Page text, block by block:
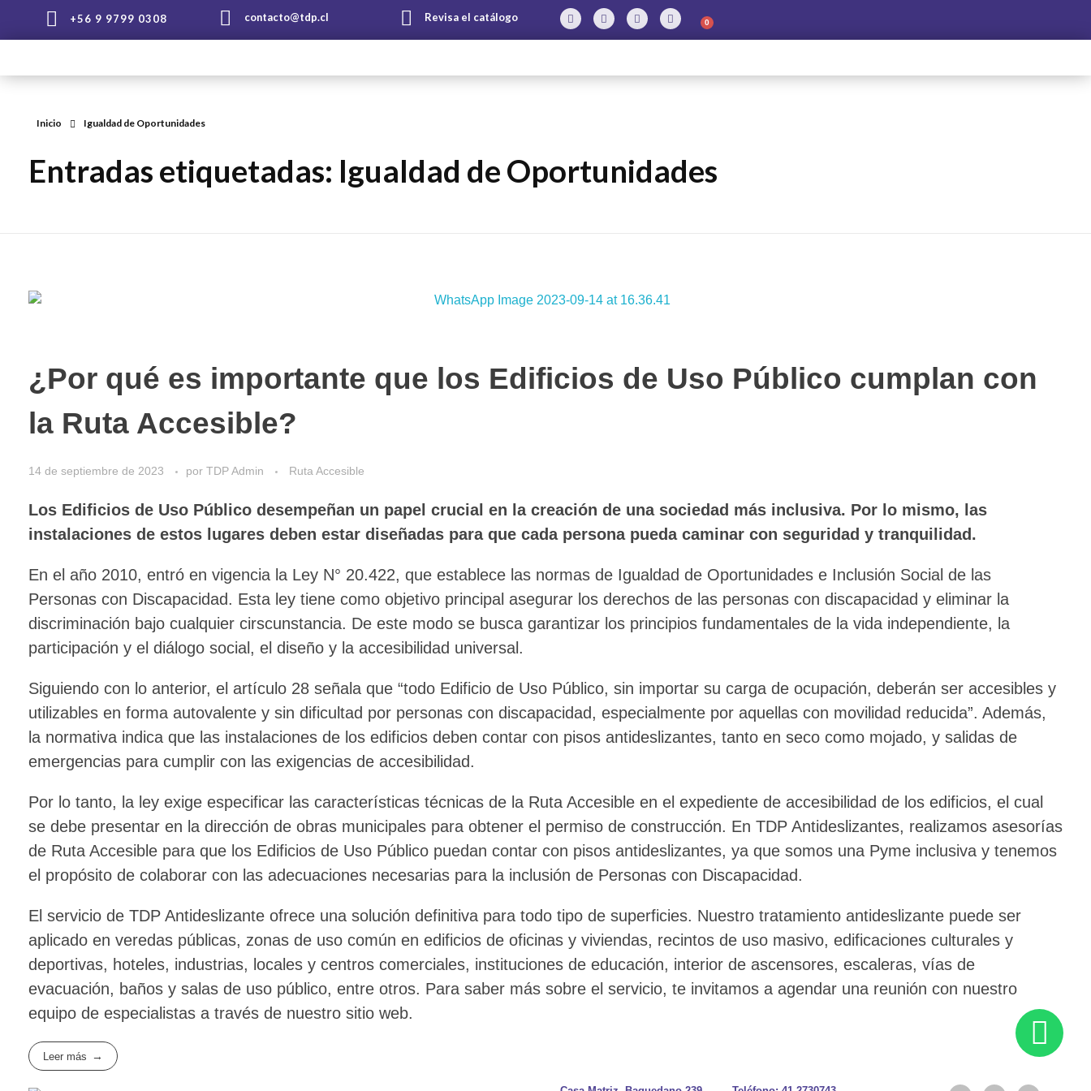
+56 9 9799 0308 contacto@tdp.cl Revisa el catálogo 0
T
DP Antideslizantes
Líderes en soluciones Antideslizantes
Inicio Igualdad de Oportunidades
Entradas etiquetadas: Igualdad de Oportunidades
¿Por qué es importante que los Edificios de Uso Público cumplan con
la Ruta Accesible?
14 de septiembre de 2023 por TDP Admin Ruta Accesible
Los Edificios de Uso Público desempeñan un papel crucial en la creación de una sociedad más inclusiva. Por lo mismo, las
instalaciones de estos lugares deben estar diseñadas para que cada persona pueda caminar con seguridad y tranquilidad.
En el año 2010, entró en vigencia la Ley N° 20.422, que establece las normas de Igualdad de Oportunidades e Inclusión Social de las
Personas con Discapacidad. Esta ley tiene como objetivo principal asegurar los derechos de las personas con discapacidad y eliminar la
discriminación bajo cualquier cirscunstancia. De este modo se busca garantizar los principios fundamentales de la vida independiente, la
participación y el diálogo social, el diseño y la accesibilidad universal.
Siguiendo con lo anterior, el artículo 28 señala que “todo Edificio de Uso Público, sin importar su carga de ocupación, deberán ser accesibles y
utilizables en forma autovalente y sin dificultad por personas con discapacidad, especialmente por aquellas con movilidad reducida”. Además,
la normativa indica que las instalaciones de los edificios deben contar con pisos antideslizantes, tanto en seco como mojado, y salidas de
emergencias para cumplir con las exigencias de accesibilidad.
Por lo tanto, la ley exige especificar las características técnicas de la Ruta Accesible en el expediente de accesibilidad de los edificios, el cual
se debe presentar en la dirección de obras municipales para obtener el permiso de construcción. En TDP Antideslizantes, realizamos asesorías
de Ruta Accesible para que los Edificios de Uso Público puedan contar con pisos antideslizantes, ya que somos una Pyme inclusiva y tenemos
el propósito de colaborar con las adecuaciones necesarias para la inclusión de Personas con Discapacidad.
El servicio de TDP Antideslizante ofrece una solución definitiva para todo tipo de superficies. Nuestro tratamiento antideslizante puede ser
aplicado en veredas públicas, zonas de uso común en edificios de oficinas y viviendas, recintos de uso masivo, edificaciones culturales y
deportivas, hoteles, industrias, locales y centros comerciales, instituciones de educación, interior de ascensores, escaleras, vías de
evacuación, baños y salas de uso público, entre otros. Para saber más sobre el servicio, te invitamos a agendar una reunión con nuestro
equipo de especialistas a través de nuestro sitio web.
Leer más